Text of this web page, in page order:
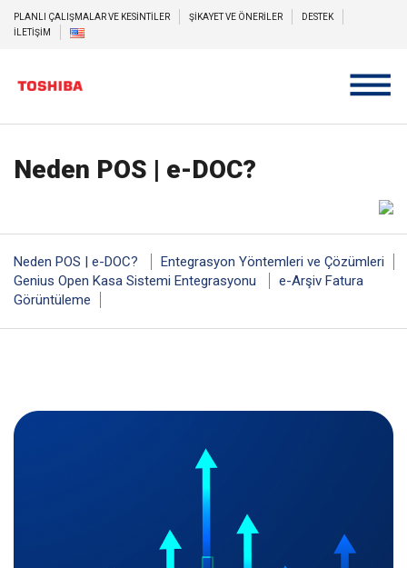
PLANLI ÇALIŞMALAR VE KESİNTİLER ŞİKAYET VE ÖNERİLER
DESTEK
İLETİŞİM
Neden POS | e-DOC?
Neden POS | e-DOC?
Entegrasyon Yöntemleri ve Çözümleri
Genius Open Kasa Sistemi Entegrasyonu
e-Arşiv Fatura
Görüntüleme